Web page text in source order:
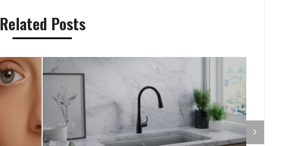
Related Posts